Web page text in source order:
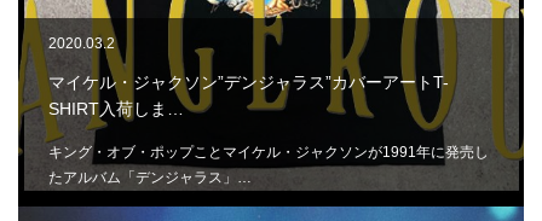
2020.03.2
マイケル・ジャクソン”デンジャラス”カバーアートT-
SHIRT入荷しま…
キング・オブ・ポップことマイケル・ジャクソンが1991年に発売し
たアルバム「デンジャラス」…